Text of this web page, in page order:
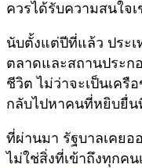
ควรได้รับความสนใจ
นับตั้งแต่ปีที่แล้ว ประเ
ตลาดและสถานประก
ชีวิต ไม่ว่าจะเป็นเครื
กลับไปหาคนที่หยิบยื่น
ที่ผ่านมา รัฐบาลเคยอ
ไม่ใช่สิ่งที่เข้าถึงทุกค